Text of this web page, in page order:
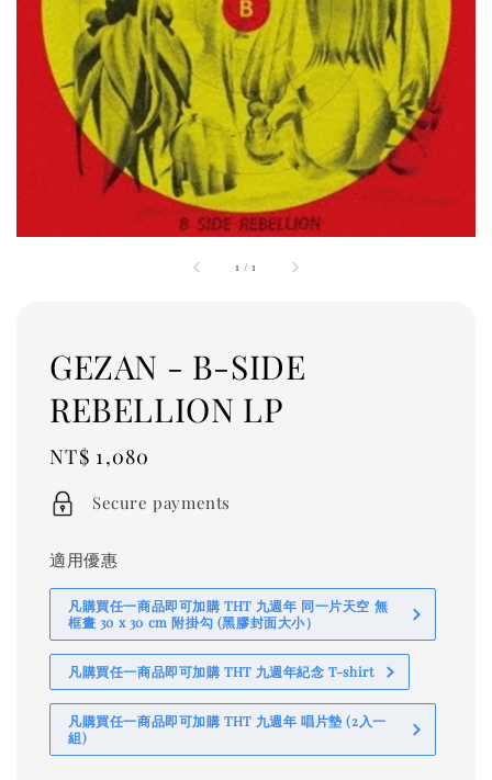
1 /1
GEZAN - B-SIDE
REBELLION LP
Regular
price
NT$ 1,080
Secure payments
適用優惠
凡購買任一商品即可加購 THT 九週年 同一片天空 無
框畫 30 x 30 cm 附掛勾 (黑膠封面大小）
凡購買任一商品即可加購 THT 九週年紀念 T-shirt
凡購買任一商品即可加購 THT 九週年 唱片墊 (2入一
組)